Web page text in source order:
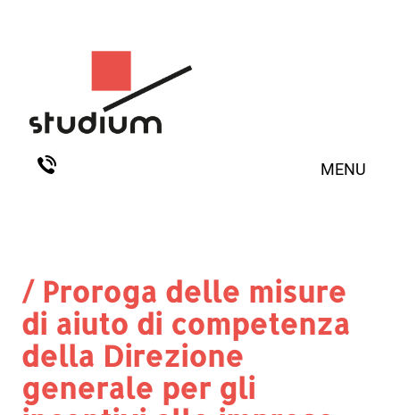
MENU
/ Proroga delle misure
di aiuto di competenza
della Direzione
generale per gli